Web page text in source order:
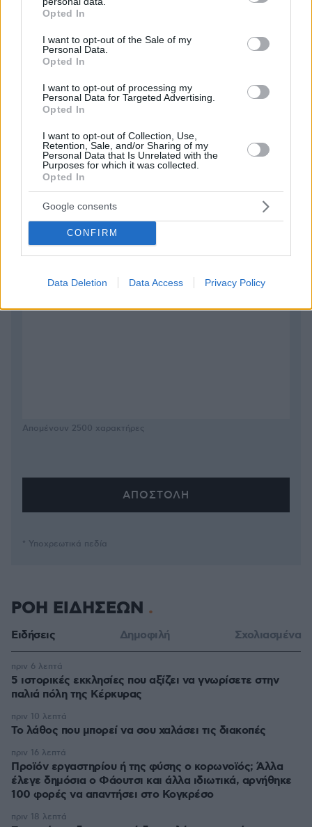
grant or deny consent to Google and its third-party tags to
use your data for below specified purposes in below Google
consent section.
Opted In
I want to opt-out of the Sale of my
Personal Data.
Opted In
I want to opt-out of processing my
Personal Data for Targeted Advertising.
Opted In
I want to opt-out of Collection, Use,
Retention, Sale, and/or Sharing of my
Personal Data that Is Unrelated with the
Purposes for which it was collected.
Opted In
Google consents
CONFIRM
Data Deletion Data Access Privacy Policy
ΣΧΟΛΙΑ
ΠΡΟΣΘΗΚΗ ΣΧΟΛΙΟΥ
ΠΡΟΣΘΗΚΗ ΣΧΟΛΙΟΥ
ΌΝΟΜΑ *
EMAIL
Απομένουν 2500 χαρακτήρες
* Υποχρεωτικά πεδία
ΡΟΗ ΕΙΔΗΣΕΩΝ
Ειδήσεις Δημοφιλή Σχολιασμένα
5 ιστορικές εκκλησίες που αξίζει να γνωρίσετε στην
παλιά πόλη της Κέρκυρας
πριν 6 λεπτά
Το λάθος που μπορεί να σου χαλάσει τις διακοπές
πριν 10 λεπτά
Προϊόν εργαστηρίου ή της φύσης ο κορωνοϊός; Άλλα
έλεγε δημόσια ο Φάουτσι και άλλα ιδιωτικά, αρνήθηκε
100 φορές να απαντήσει στο Κογκρέσο
πριν 16 λεπτά
πριν 18 λεπτά